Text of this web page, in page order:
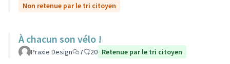
Non retenue par le tri citoyen
À chacun son vélo !
Praxie Design 7 20 Retenue par le tri citoyen